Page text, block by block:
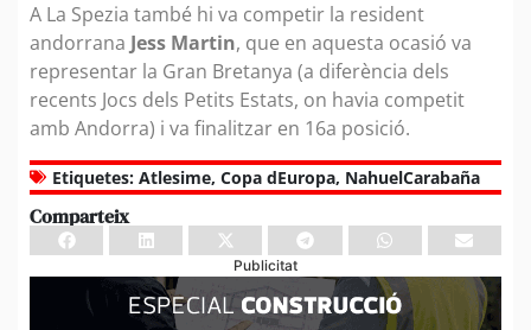
A La Spezia també hi va competir la resident
andorrana Jess Martin, que en aquesta ocasió va
representar la Gran Bretanya (a diferència dels
recents Jocs dels Petits Estats, on havia competit
amb Andorra) i va finalitzar en 16a posició.
Etiquetes: Atlesime, Copa dEuropa, NahuelCarabaña
Comparteix
Publicitat